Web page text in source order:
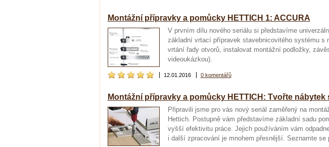
Montážní přípravky a pomůcky HETTICH 1: ACCURA
V prvním dílu nového seriálu si představíme
základní vrtací přípravek stavebnicovitého systému s
vrtání řady otvorů, instalovat montážní podložky,
videoukázkou).
12.01.2016 0 komentářů
Montážní přípravky a pomůcky HETTICH: Tvořte
Připravili jsme pro vás nový seriál zaměřený na
Hettich. Postupně vám představíme základní sadu
vyšší efektivitu práce. Jejich používáním vám
i další zpracování je mnohem přesnější. Seznamte se